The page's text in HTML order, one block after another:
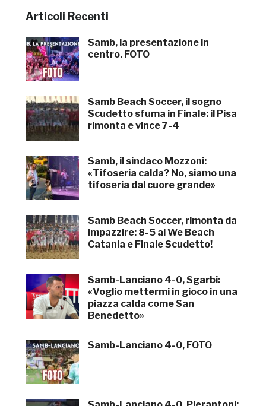
Articoli Recenti
Samb, la presentazione in
centro. FOTO
Samb Beach Soccer, il sogno
Scudetto sfuma in Finale: il Pisa
rimonta e vince 7-4
Samb, il sindaco Mozzoni:
«Tifoseria calda? No, siamo una
tifoseria dal cuore grande»
Samb Beach Soccer, rimonta da
impazzire: 8-5 al We Beach
Catania e Finale Scudetto!
Samb-Lanciano 4-0, Sgarbi:
«Voglio mettermi in gioco in una
piazza calda come San
Benedetto»
Samb-Lanciano 4-0, FOTO